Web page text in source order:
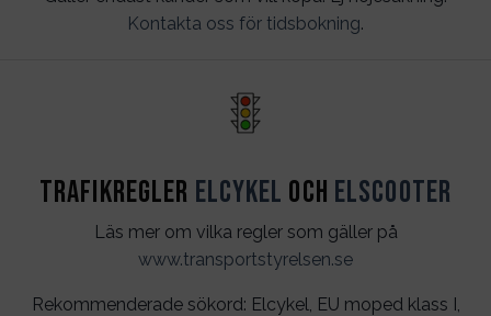
Kontakta oss för tidsbokning.
Trafikregler Elcykel och Elscooter
Läs mer om vilka regler som gäller på
www.transportstyrelsen.se
Rekommenderade sökord: Elcykel, EU moped klass I,